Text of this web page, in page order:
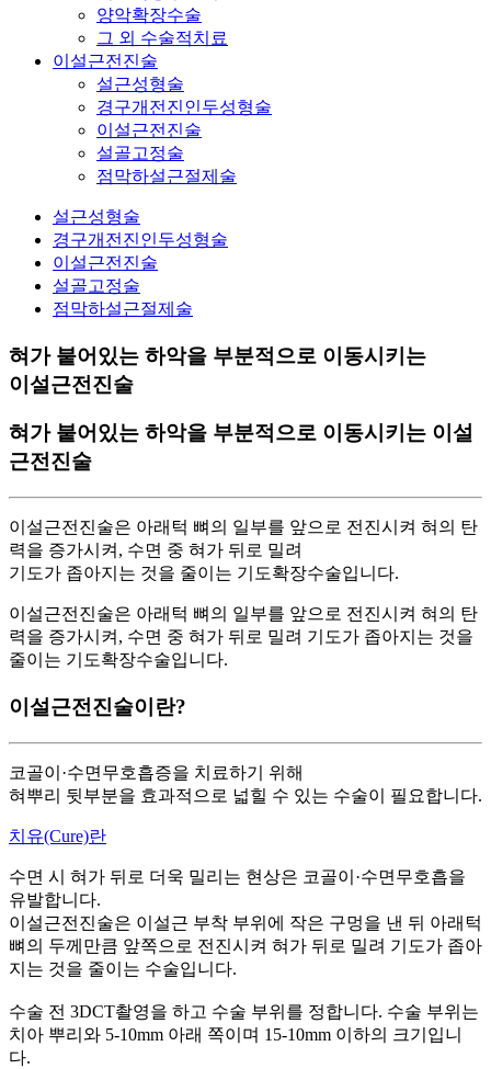
양악확장수술
그 외 수술적치료
이설근전진술
설근성형술
경구개전진인두성형술
이설근전진술
설골고정술
점막하설근절제술
설근성형술
경구개전진인두성형술
이설근전진술
설골고정술
점막하설근절제술
혀가 붙어있는 하악을 부분적으로 이동시키는
이설근전진술
혀가 붙어있는 하악을 부분적으로 이동시키는 이설
근전진술
이설근전진술은 아래턱 뼈의 일부를 앞으로 전진시켜 혀의 탄
력을 증가시켜, 수면 중 혀가 뒤로 밀려
기도가 좁아지는 것을 줄이는 기도확장수술입니다.
이설근전진술은 아래턱 뼈의 일부를 앞으로 전진시켜 혀의 탄
력을 증가시켜, 수면 중 혀가 뒤로 밀려 기도가 좁아지는 것을
줄이는 기도확장수술입니다.
이설근전진술이란?
코골이·수면무호흡증을 치료하기 위해
혀뿌리 뒷부분을 효과적으로 넓힐 수 있는 수술이 필요합니다.
치유(Cure)란
수면 시 혀가 뒤로 더욱 밀리는 현상은 코골이·수면무호흡을
유발합니다.
이설근전진술은 이설근 부착 부위에 작은 구멍을 낸 뒤 아래턱
뼈의 두께만큼 앞쪽으로 전진시켜 혀가 뒤로 밀려 기도가 좁아
지는 것을 줄이는 수술입니다.
수술 전 3DCT촬영을 하고 수술 부위를 정합니다. 수술 부위는
치아 뿌리와 5-10mm 아래 쪽이며 15-10mm 이하의 크기입니
다.